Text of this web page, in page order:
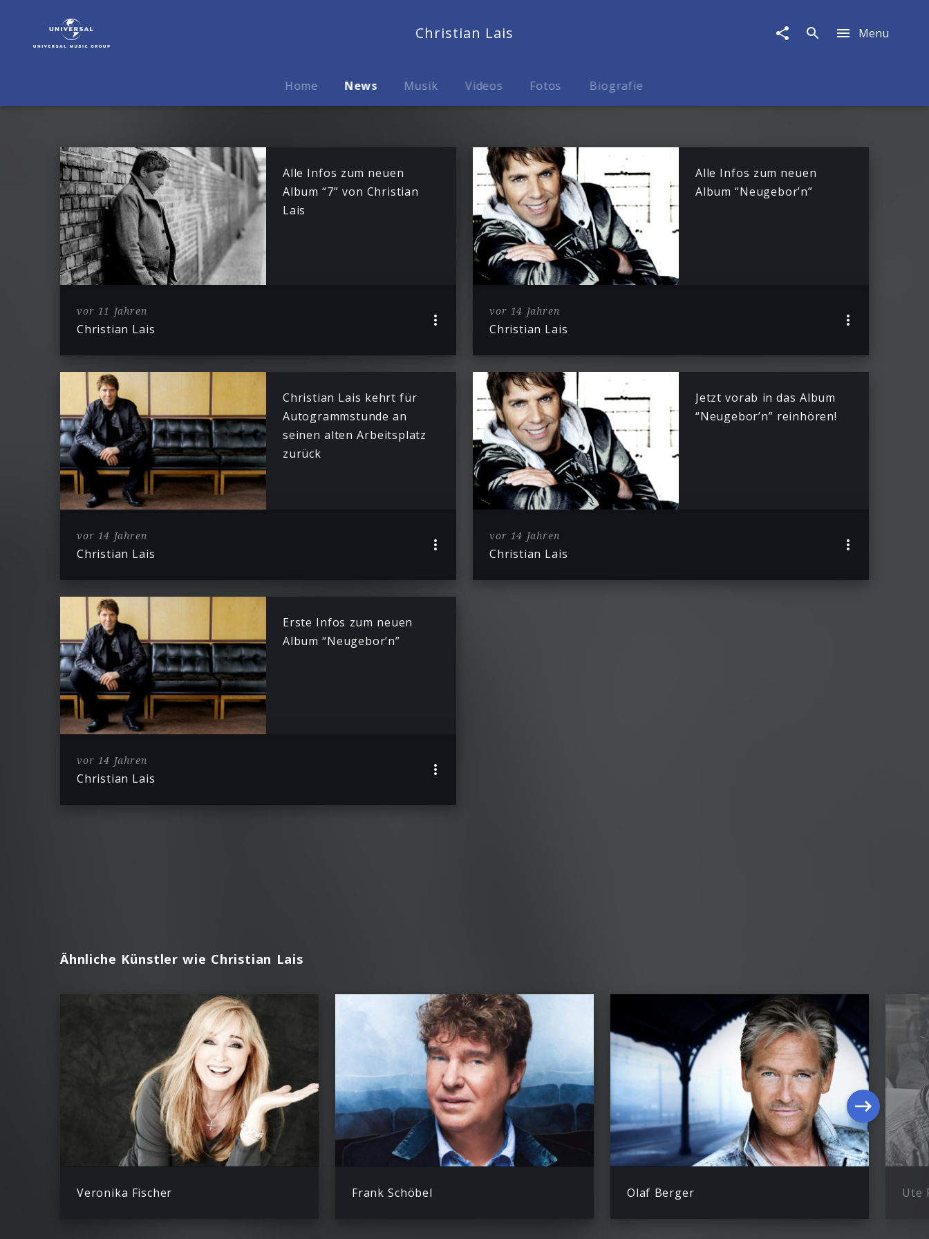
Christian Lais Menu
Home News Musik Videos Fotos Biografie
Alle Infos zum neuen
Album “7” von Christian
Lais
vor 11 Jahren
Christian Lais
Alle Infos zum neuen
Album “Neugebor’n”
vor 14 Jahren
Christian Lais
Christian Lais kehrt für
Autogrammstunde an
seinen alten Arbeitsplatz
zurück
vor 14 Jahren
Christian Lais
Jetzt vorab in das Album
“Neugebor’n” reinhören!
vor 14 Jahren
Christian Lais
Erste Infos zum neuen
Album “Neugebor’n”
vor 14 Jahren
Christian Lais
Ähnliche Künstler wie Christian Lais
Veronika Fischer Frank Schöbel Olaf Berger Ute